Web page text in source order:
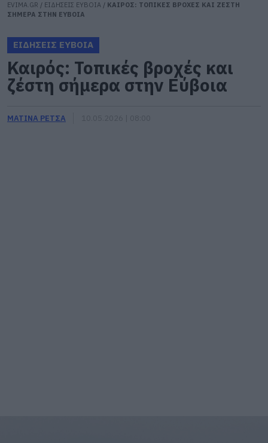
EVIMA.GR / ΕΙΔΗΣΕΙΣ ΕΥΒΟΙΑ / ΚΑΙΡΟΣ: ΤΟΠΙΚΕΣ ΒΡΟΧΕΣ ΚΑΙ ΖΕΣΤΗ
ΣΗΜΕΡΑ ΣΤΗΝ ΕΥΒΟΙΑ
ΕΙΔΗΣΕΙΣ ΕΥΒΟΙΑ
Καιρός: Τοπικές βροχές και
ζέστη σήμερα στην Εύβοια
ΜΑΤΙΝΑ ΡΕΤΣΑ